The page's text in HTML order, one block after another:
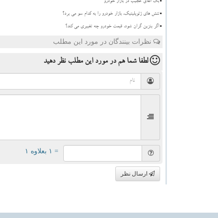
بک اتفاق عجیب در بازار خودرو
تنش های ژئوپلیتیک، بازار خودرو را به کدام سو می برد؟
اگر بنزین گران شود، قیمت خودرو چه تغییری می کند؟
نظرات بینندگان در مورد این مطلب
لطفا شما همدر مورد این مطلب نظر دهید
= ۱ بعلاوه ۱
ارسال نظر